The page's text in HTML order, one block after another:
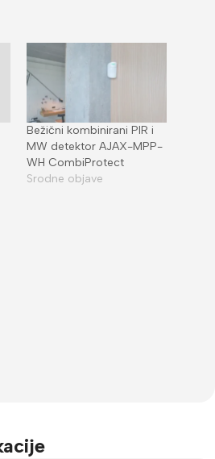
Bežični kombinirani PIR i
MW detektor AJAX-MPP-
WH CombiProtect
Srodne objave